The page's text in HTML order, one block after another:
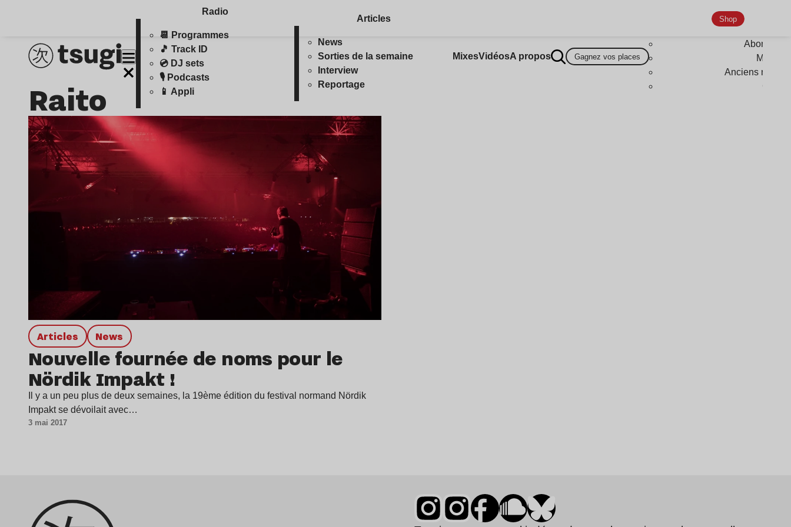
Radio
📆 Programmes
🎵 Track ID
💿 DJ sets
🎙️ Podcasts
📱 Appli
Articles
News
Sorties de la semaine
Interview
Reportage
MixesVidéosA propos Gagnez vos places
Shop
Anciens
Raito
Articles news
Nouvelle fournée de noms pour le
Nördik Impakt !
Il y a un peu plus de deux semaines, la 19ème édition du festival normand Nördik
Impakt se dévoilait avec…
3 mai 2017